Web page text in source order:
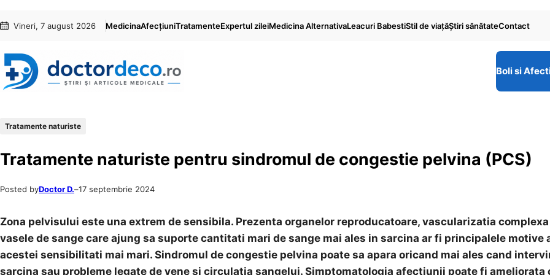
conținut
content
Vineri, 7 august 2026 MedicinaAfecțiuniTratamenteExpertul zileiMedicina AlternativaLeacuri BabestiStil de viaţăŞtiri sănătateContact
Boli si
Tratamente naturiste
Tratamente naturiste pentru sindromul de congestie pelvina (PCS)
Posted byDoctor D.–17 septembrie 2024
Zona pelvisului este una extrem de sensibila. Prezenta organelor reproducatoare, vascularizatia
vasele de sange care ajung sa suporte cantitati mari de sange mai ales in sarcina ar fi principalele motive
acestei sensibilitati mai mari. Sindromul de congestie pelvina poate sa apara oricand mai ales cand
sarcina sau probleme legate de vene si circulatia sangelui. Simptomatologia afectiunii poate fi ameliorata